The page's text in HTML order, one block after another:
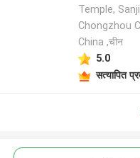
Temple,
Chongzhou
China ,चीन
5.0
सत्यापित